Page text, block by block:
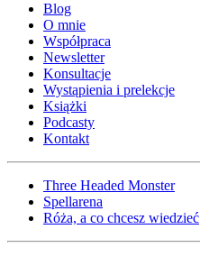
Blog
O mnie
Współpraca
Newsletter
Konsultacje
Wystąpienia i prelekcje
Książki
Podcasty
Kontakt
Three Headed Monster
Spellarena
Róża, a co chcesz wiedzieć